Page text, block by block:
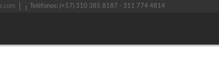
Teléfonos: (+57) 310 385 8187 - 311 774 4814